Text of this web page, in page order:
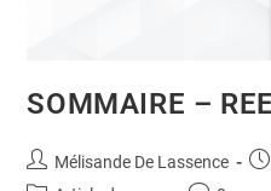
SOMMAIRE –
Mélisande De Lassence